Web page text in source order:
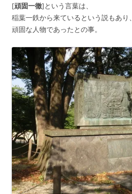
[頑固一徹]という言葉は、
稲葉一鉄から来ているという説もあり、
頑固な人物であったとの事。